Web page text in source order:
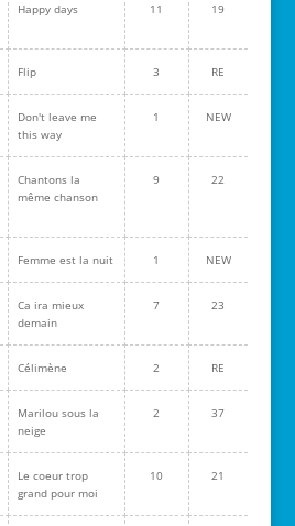
Happy days 11 19
Flip 3 RE
Don't leave me
this way
1 NEW
Chantons la
même chanson
9 22
Femme est la nuit 1 NEW
Ca ira mieux
demain
7 23
Célimène 2 RE
Marilou sous la
neige
2 37
Le coeur trop
grand pour moi
10 21